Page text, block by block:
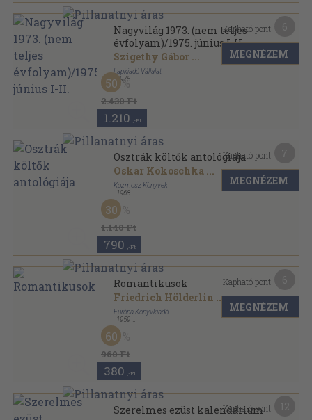
Nagyvilág 1973. (nem teljes
évfolyam)/1975. június I-II.
Szigethy Gábor ...
Lapkiadó Vállalat
, 1975
Ragasztott papírkötés
Nagyvilág sorozat
2.430 Ft
50
1.210 ,-Ft
Kapható pont:
MEGNÉZEM
Osztrák költők antológiája
Oskar Kokoschka ...
Kozmosz Könyvek
1968
Fűzött keménykötés
A világirodalom gyöngyszemei sorozat
1.140 Ft
30
790 ,-Ft
Kapható pont:
MEGNÉZEM
Romantikusok
Friedrich Hölderlin ...
Európa Könyvkiadó
1959
Vászon
A német líra kincsesháza sorozat
960 Ft
60
380 ,-Ft
Kapható pont:
MEGNÉZEM
Szerelmes ezüst kalendárium
Kapható pont: